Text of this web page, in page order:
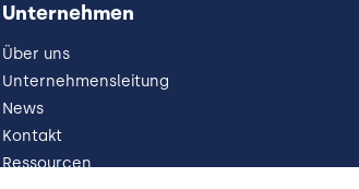
Unternehmen
Über uns
Unternehmensleitung
News
Kontakt
Ressourcen